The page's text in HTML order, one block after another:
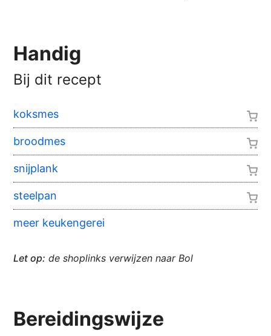
Handig
Bij dit recept
koksmes
broodmes
snijplank
steelpan
meer keukengerei
Let op: de shoplinks verwijzen naar Bol
Bereidingswijze